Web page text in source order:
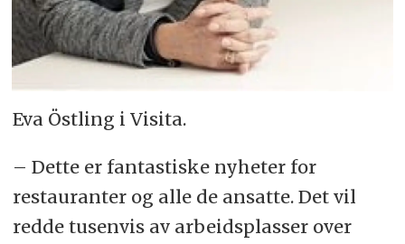
Eva Östling i Visita.
– Dette er fantastiske nyheter for
restauranter og alle de ansatte. Det vil
redde tusenvis av arbeidsplasser over